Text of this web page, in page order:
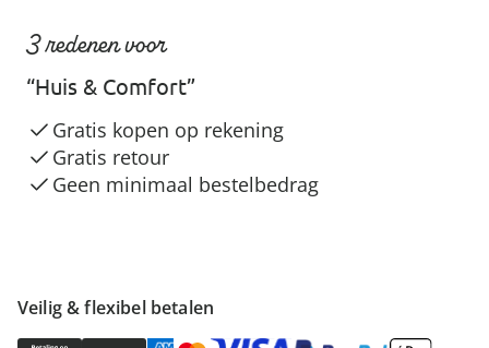
Veilig & flexibel betalen
3 redenen voor
“Huis & Comfort”
Gratis kopen op rekening
Gratis retour
Geen minimaal bestelbedrag